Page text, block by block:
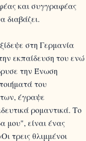
και συγγραφέας
διαβάζει.
στη Γερμανία
εκπαίδευση του ενώ
την Ένωση
του
έγραψε
ρομαντικά. Το
μου", είναι ένας
τρεις θλιμμένοι